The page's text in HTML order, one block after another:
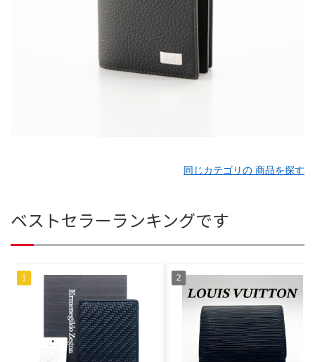
同じカテゴリの 商品を探す
ベストセラーランキングです